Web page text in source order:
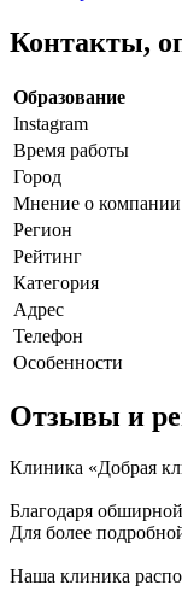
Контакты,
Образование
Instagram
Время работы
Город
Мнение о компании
Регион
Рейтинг
Категория
Адрес
Телефон
Особенности
Отзывы и
Клиника «Добрая
Благодаря
Для более
Наша клиника